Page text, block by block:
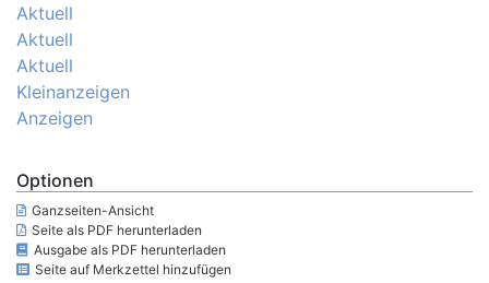
Aktuell
Aktuell
Aktuell
Kleinanzeigen
Anzeigen
Optionen
Ganzseiten-Ansicht
Seite als PDF herunterladen
Ausgabe als PDF herunterladen
Seite auf Merkzettel hinzufügen